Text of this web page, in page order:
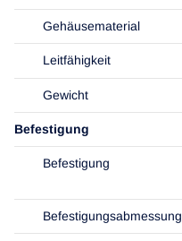
Gehäusematerial
Leitfähigkeit
Gewicht
Befestigung
Befestigung
Befestigungsabmessung